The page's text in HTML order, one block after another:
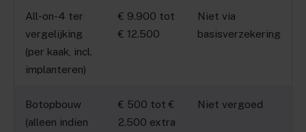
All-on-4 ter
vergelijking
(per kaak, incl.
implanteren)
€ 9.900 tot
€ 12.500
Niet via
basisverzekering
Botopbouw
(alleen indien
€ 500 tot €
2.500 extra
Niet vergoed